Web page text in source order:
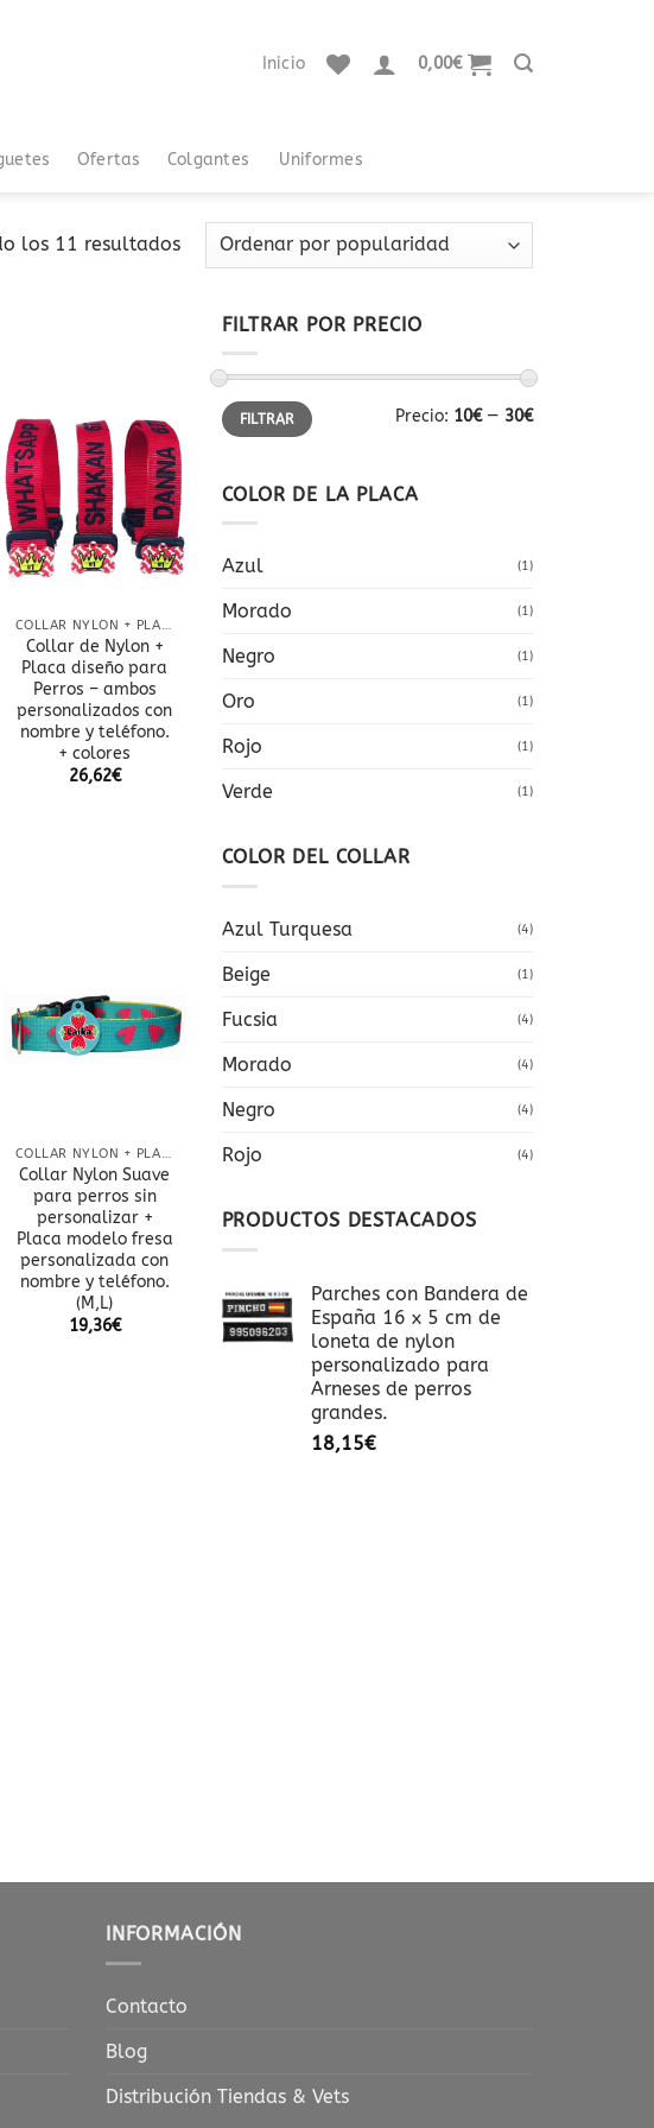
Inicio 0,00€
Ofertas Colgantes Uniformes
los 11 resultadosOrdenado
por
Añadir
a la
lista
de
deseos
COLLAR NYLON + PLACA
Collar de Nylon +
Placa diseño para
Perros – ambos
personalizados con
nombre y teléfono.
+ colores
26,62€
de
deseos
COLLAR NYLON + PLACA
Collar Nylon Suave
para perros sin
personalizar +
Placa modelo fresa
personalizada con
nombre y teléfono.
(M,L)
19,36€
FILTRAR POR PRECIO
Precio
mínimo
Precio
máximo
FILTRAR Precio: 10€— 30€
COLOR DE LA PLACA
Azul (1)
Morado (1)
Negro (1)
Oro (1)
Rojo (1)
Verde (1)
COLOR DEL COLLAR
Azul Turquesa (4)
Beige (1)
Fucsia (4)
Morado (4)
Negro (4)
Rojo (4)
PRODUCTOS DESTACADOS
Parches con Bandera de
España 16 x 5 cm de
loneta de nylon
personalizado para
Arneses de perros
grandes.
18,15€
INFORMACIÓN
Contacto
Blog
Distribución Tiendas & Vets